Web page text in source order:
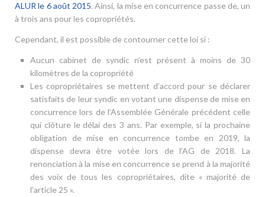
ALUR le 6 août 2015. Ainsi, la mise en concurrence passe de, un
à trois ans pour les copropriétés.
Cependant, il est possible de contourner cette loi si :
Aucun cabinet de syndic n’est présent à moins de 30
kilomètres de la copropriété
Les copropriétaires se mettent d’accord pour se déclarer
satisfaits de leur syndic en votant une dispense de mise en
concurrence lors de l’Assemblée Générale précédent celle
qui clôture le délai des 3 ans. Par exemple, si la prochaine
obligation de mise en concurrence tombe en 2019, la
dispense devra être votée lors de l’AG de 2018. La
renonciation à la mise en concurrence se prend à la majorité
des voix de tous les copropriétaires, dite « majorité de
l’article 25 ».